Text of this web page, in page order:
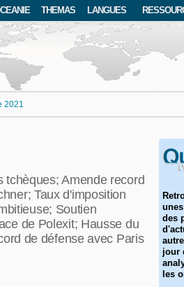
THEMAS LANGUES
2021
tchèques; Amende record
Taux d'imposition
Soutien
de Polexit; Hausse du
de défense avec Paris
des
jour
les